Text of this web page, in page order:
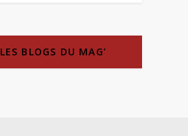
LES BLOGS DU MAG’